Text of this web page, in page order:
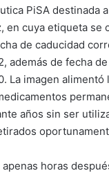
PiSA destinada
en cuya etiqueta se
de caducidad
además de fecha
La imagen alimentó
años sin ser
horas